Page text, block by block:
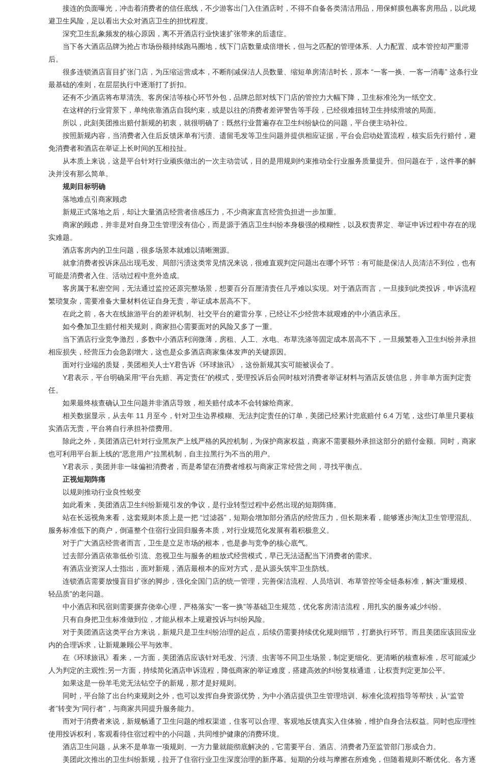
接连的负面曝光，冲击着消费者的信任底线，不少游客出门入住酒店时，不得不自备各类清洁用品，用保鲜膜包裹客房用品，以此规
避卫生风险，足以看出大众对酒店卫生的担忧程度。
深究卫生乱象频发的核心原因，离不开酒店行业快速扩张带来的后遗症。
当下各大酒店品牌为抢占市场份额持续跑马圈地，线下门店数量成倍增长，但与之匹配的管理体系、人力配置、成本管控却严重滞
后。
很多连锁酒店盲目扩张门店，为压缩运营成本，不断削减保洁人员数量、缩短单房清洁时长，原本 “一客一换、一客一消毒” 这条行业
最基础的准则，在层层执行中逐渐打了折扣。
还有不少酒店将布草清洗、客房保洁等核心环节外包，品牌总部对线下门店的管控力大幅下降，卫生标准沦为一纸空文。
在这样的行业背景下，单纯依靠酒店自我约束，或是以往的消费者差评警告等手段，已经很难扭转卫生持续滑坡的局面。
所以，此刻美团推出赔付新规的初衷，就很明确了：既然行业普遍存在卫生纠纷缺位的问题，平台便主动补位。
按照新规内容，当消费者入住后反馈床单有污渍、遗留毛发等卫生问题并提供相应证据，平台会启动处置流程，核实后先行赔付，避
免消费者和酒店在举证上长时间的互相拉扯。
从本质上来说，这是平台针对行业顽疾做出的一次主动尝试，目的是用规则约束推动全行业服务质量提升。但问题在于，这件事的解
决并没有那么简单。
规则目标明确
落地难点引商家顾虑
新规正式落地之后，却让大量酒店经营者倍感压力，不少商家直言经营负担进一步加重。
商家的顾虑，并非是对自身卫生管理没有信心，而是源于酒店卫生纠纷本身极强的模糊性，以及权责界定、举证申诉过程中存在的现
实难题。
酒店客房内的卫生问题，很多场景本就难以清晰溯源。
就拿消费者投诉床品出现毛发、局部污渍这类常见情况来说，很难直观判定问题出在哪个环节：有可能是保洁人员清洁不到位，也有
可能是消费者入住、活动过程中意外造成。
客房属于私密空间，无法通过监控还原完整场景，想要百分百厘清责任几乎难以实现。对于酒店而言，一旦接到此类投诉，申诉流程
繁琐复杂，需要准备大量材料佐证自身无责，举证成本居高不下。
在此之前，各大在线旅游平台的差评机制、社交平台的避雷分享，已经让不少经营本就艰难的中小酒店承压。
如今叠加卫生赔付相关规则，商家担心需要面对的风险又多了一重。
当下酒店行业竞争激烈，多数中小酒店利润微薄，房租、人工、水电、布草洗涤等固定成本居高不下，一旦频繁卷入卫生纠纷并承担
相应损失，经营压力会急剧增大，这也是众多酒店商家集体发声的关键原因。
面对行业端的质疑，美团相关人士Y君告诉《环球旅讯》，这份新规其实可能被误会了。
Y君表示，平台明确采用“平台先赔、再定责任”的模式，受理投诉后会同时核对消费者举证材料与酒店反馈信息，并非单方面判定责
任。
如果最终核查确认卫生问题并非酒店导致，相关赔付成本不会转嫁给商家。
相关数据显示，从去年 11 月至今，针对卫生边界模糊、无法判定责任的订单，美团已经累计兜底赔付 6.4 万笔，这些订单里只要核
实酒店无责，平台将自行承担补偿费用。
除此之外，美团酒店已针对行业黑灰产上线严格的风控机制，为保护商家权益，商家不需要额外承担这部分的赔付金额。同时，商家
也可利用平台新上线的“恶意用户”拉黑机制，自主拉黑行为不当的用户。
Y君表示，美团并非一味偏袒消费者，而是希望在消费者维权与商家正常经营之间，寻找平衡点。
正视短期阵痛
以规则推动行业良性蜕变
如此看来，美团酒店卫生纠纷新规引发的争议，是行业转型过程中必然出现的短期阵痛。
站在长远视角来看，这套规则本质上是一把 “过滤器”，短期会增加部分酒店的经营压力，但长期来看，能够逐步淘汰卫生管理混乱、
服务标准低下的商户，倒逼整个住宿行业回归服务本质，对行业规范化发展有着积极意义。
对于广大酒店经营者而言，卫生是立足市场的根本，也是参与竞争的核心底气。
过去部分酒店依靠低价引流、忽视卫生与服务的粗放式经营模式，早已无法适配当下消费者的需求。
有酒店业资深人士指出，面对新规，酒店最根本的应对方式，是从源头筑牢卫生防线。
连锁酒店需要放慢盲目扩张的脚步，强化全国门店的统一管理，完善保洁流程、人员培训、布草管控等全链条标准，解决“重规模、
轻品质”的老问题。
中小酒店和民宿则需要摒弃侥幸心理，严格落实“一客一换”等基础卫生规范，优化客房清洁流程，用扎实的服务减少纠纷。
只有自身把卫生标准做到位，才能从根本上规避投诉与纠纷风险。
对于美团酒店这类平台方来说，新规只是卫生纠纷治理的起点，后续仍需要持续优化规则细节，打磨执行环节。而且美团应该回应业
内的合理诉求，让新规兼顾公平与效率。
在《环球旅讯》看来，一方面，美团酒店应该针对毛发、污渍、虫害等不同卫生场景，制定更细化、更清晰的核查标准，尽可能减少
人为判定的主观性;另一方面，持续简化酒店申诉流程，降低商家的举证难度，搭建高效的纠纷复核通道，让权责判定更加公平。
如果这是一份羊毛党无法钻空子的新规，那才是好规则。
同时，平台除了出台约束规则之外，也可以发挥自身资源优势，为中小酒店提供卫生管理培训、标准化流程指导等帮扶，从“监管
者”转变为“同行者”，与商家共同提升服务能力。
而对于消费者来说，新规畅通了卫生问题的维权渠道，住客可以合理、客观地反馈真实入住体验，维护自身合法权益。同时也应理性
使用投诉权利，客观看待住宿过程中的小问题，共同维护健康的消费环境。
酒店卫生问题，从来不是单靠一项规则、一方力量就能彻底解决的，它需要平台、酒店、消费者乃至监管部门形成合力。
美团此次推出的卫生纠纷新规，拉开了住宿行业卫生深度治理的新序幕。短期的分歧与摩擦在所难免，但随着规则不断优化、各方逐